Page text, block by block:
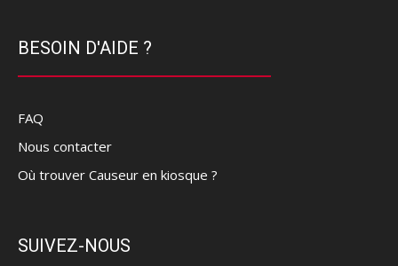
BESOIN D'AIDE ?
FAQ
Nous contacter
Où trouver Causeur en kiosque ?
SUIVEZ-NOUS